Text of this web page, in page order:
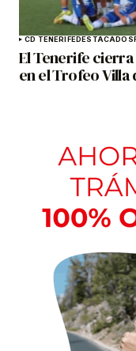
CD TENERIFEDESTACADOS
El Tenerife
en el Trofeo Villa